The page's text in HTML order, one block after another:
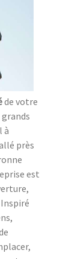
de votre
à
près
est